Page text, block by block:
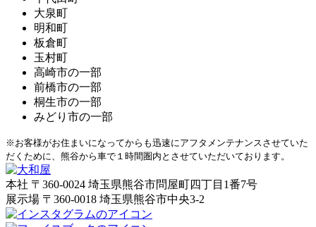
大泉町
明和町
板倉町
玉村町
高崎市の一部
前橋市の一部
桐生市の一部
みどり市の一部
※お客様がお住まいになってからも迅速にアフタメンテナンスさせていた
だくために、熊谷から車で１時間圏内とさせていただいております。
本社 〒360-0024 埼玉県熊谷市問屋町四丁目1番7号
展示場 〒360-0018 埼玉県熊谷市中央3-2